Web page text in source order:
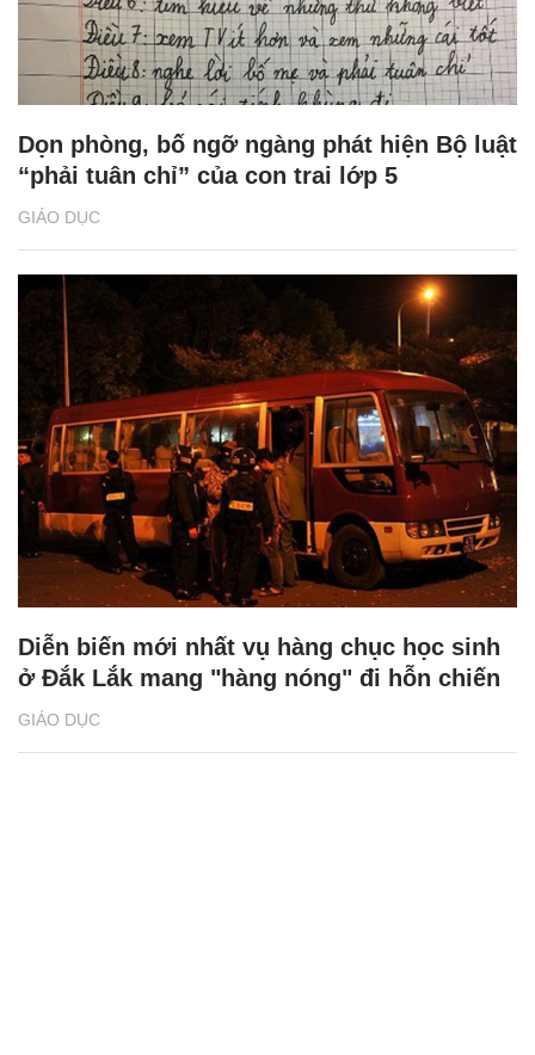
GIÁO DỤC
Dọn phòng, bố ngỡ ngàng phát hiện Bộ luật
“phải tuân chỉ” của con trai lớp 5
GIÁO DỤC
Diễn biến mới nhất vụ hàng chục học sinh
ở Đắk Lắk mang "hàng nóng" đi hỗn chiến